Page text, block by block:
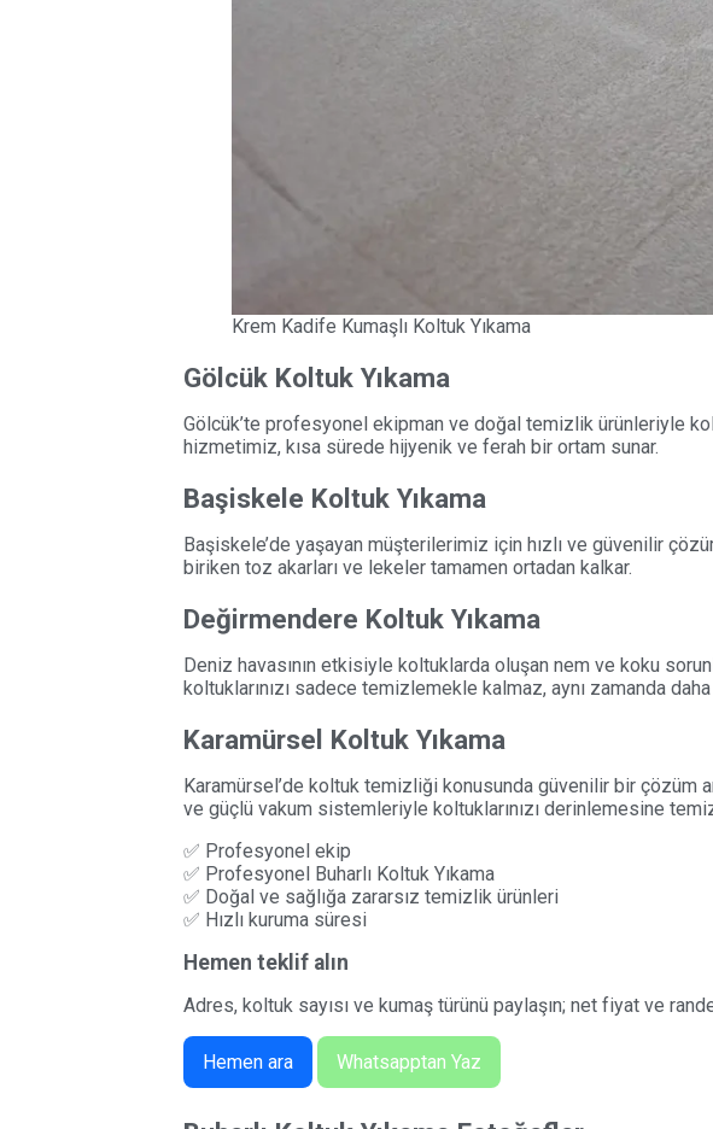
Krem Kadife Kumaşlı Koltuk Yıkama
Gölcük Koltuk Yıkama
Gölcük’te profesyonel ekipman ve doğal temizlik ürünleriyle
hizmetimiz, kısa sürede hijyenik ve ferah bir ortam sunar.
Başiskele Koltuk Yıkama
Başiskele’de yaşayan müşterilerimiz için hızlı ve güvenilir
biriken toz akarları ve lekeler tamamen ortadan kalkar.
Değirmendere Koltuk Yıkama
Deniz havasının etkisiyle koltuklarda oluşan nem ve koku
koltuklarınızı sadece temizlemekle kalmaz, aynı zamanda
Karamürsel Koltuk Yıkama
Karamürsel’de koltuk temizliği konusunda güvenilir bir çözüm
ve güçlü vakum sistemleriyle koltuklarınızı derinlemesine
✅ Profesyonel ekip
✅ Profesyonel Buharlı Koltuk Yıkama
✅ Doğal ve sağlığa zararsız temizlik ürünleri
✅ Hızlı kuruma süresi
Hemen teklif alın
Adres, koltuk sayısı ve kumaş türünü paylaşın; net fiyat ve
Hemen ara Whatsapptan Yaz